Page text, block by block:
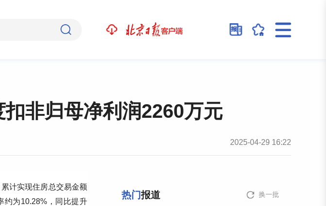
非归母净利润2260万元
2025-04-29 16:22
计实现住房总交易金额
约为10.28%，同比提升
热门报道 换一批